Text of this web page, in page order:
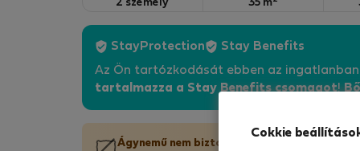
2 személy 35 m
StayProtection Stay Benefits
Az Ön tartózkodását ebben az ingatlanban
tartalmazza a Stay Benefits csomagot!
Ágynemű nem biztosított
Cokkie